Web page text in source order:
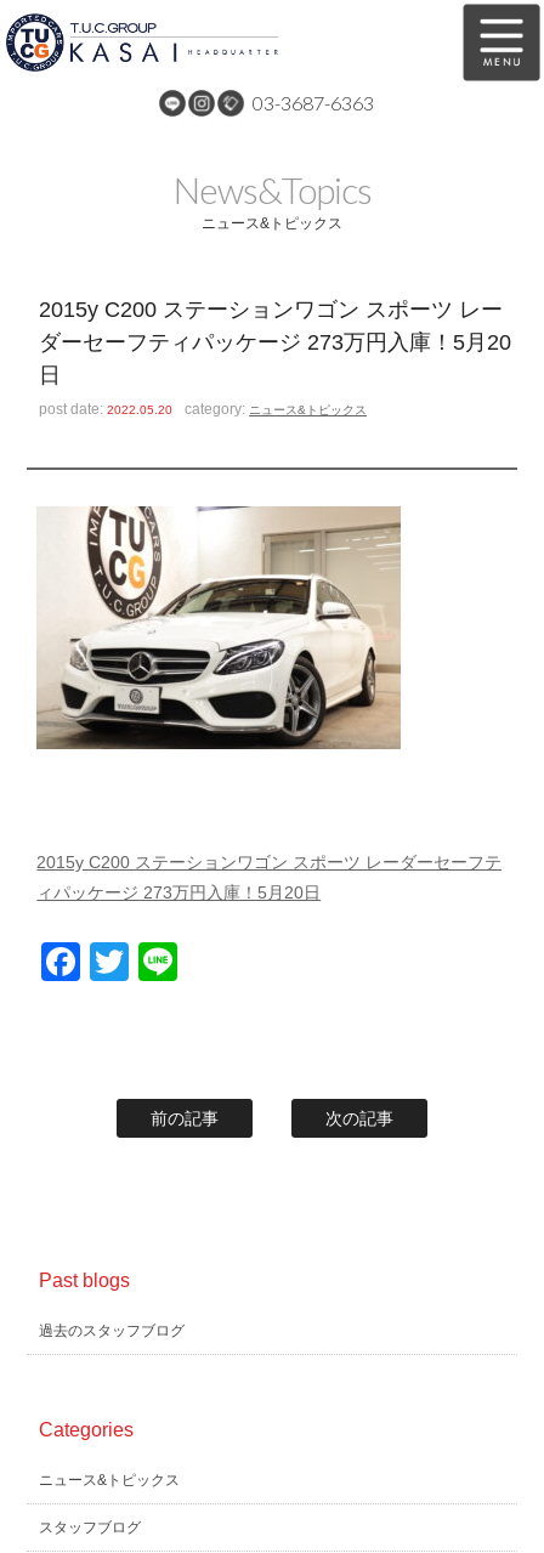
03-3687-6363
全国納車 特別作業
お問い合わせ 会社概要
スタッフblog
ホーム T.U.C.GROUP
News&Topics
ニュース&トピックス
2015y C200 ステーションワゴン スポーツ レー
ダーセーフティパッケージ 273万円入庫！5月20
日
post date:2022.05.20 category: ニュース&トピックス
2015y C200 ステーションワゴン スポーツ レーダーセーフテ
ィパッケージ 273万円入庫！5月20日
Facebook
Twitter
前の記事 次の記事
Past blogs
過去のスタッフブログ
Categories
ニュース&トピックス
スタッフブログ